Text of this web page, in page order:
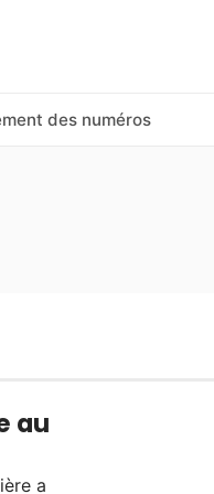
des numéros
au
a